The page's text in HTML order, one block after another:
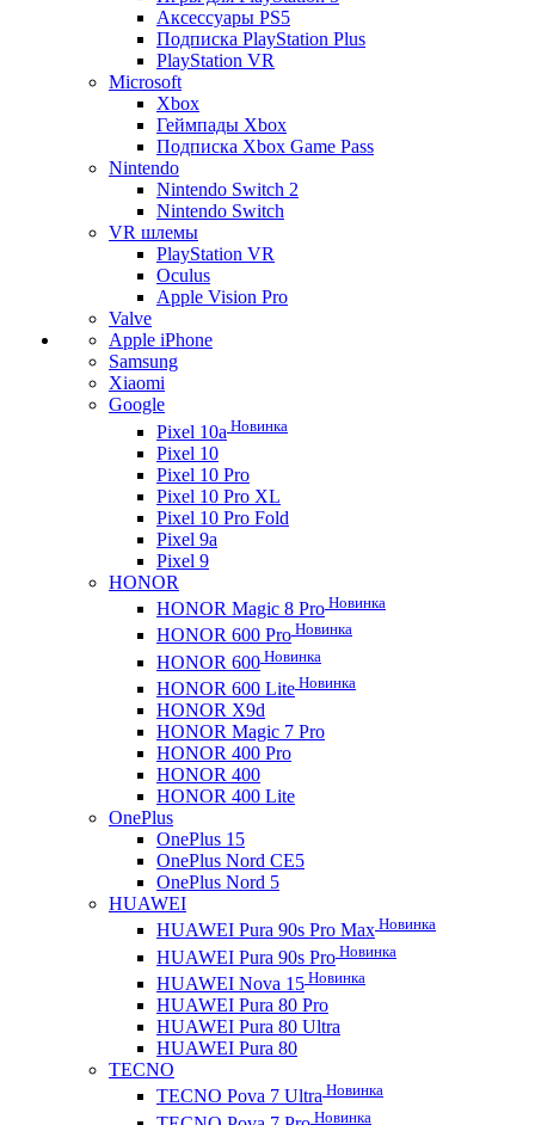
Аксессуары PS5
Подписка PlayStation Plus
PlayStation VR
Microsoft
Xbox
Геймпады Xbox
Подписка Xbox Game Pass
Nintendo
Nintendo Switch 2
Nintendo Switch
VR шлемы
PlayStation VR
Oculus
Apple Vision Pro
Valve
Apple iPhone
Samsung
Xiaomi
Google
Pixel 10a Новинка
Pixel 10
Pixel 10 Pro
Pixel 10 Pro XL
Pixel 10 Pro Fold
Pixel 9a
Pixel 9
HONOR
HONOR Magic 8 Pro Новинка
HONOR 600 Pro Новинка
HONOR 600 Новинка
HONOR 600 Lite Новинка
HONOR X9d
HONOR Magic 7 Pro
HONOR 400 Pro
HONOR 400
HONOR 400 Lite
OnePlus
OnePlus 15
OnePlus Nord CE5
OnePlus Nord 5
HUAWEI
HUAWEI Pura 90s Pro Max Новинка
HUAWEI Pura 90s Pro Новинка
HUAWEI Nova 15 Новинка
HUAWEI Pura 80 Pro
HUAWEI Pura 80 Ultra
HUAWEI Pura 80
TECNO
TECNO Pova 7 Ultra Новинка
Новинка